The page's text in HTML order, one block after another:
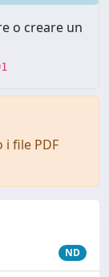
o creare un
i file PDF
ND